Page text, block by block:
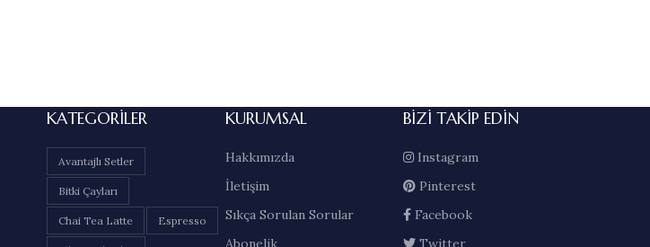
KATEGORILER
Avantajlı Setler
Bitki Çayları
Chai Tea Latte Espresso
KURUMSAL
Hakkımızda
İletişim
Sıkça Sorulan Sorular
Abonelik
BIZI TAKIP EDIN
Instagram
Pinterest
Facebook
Twitter